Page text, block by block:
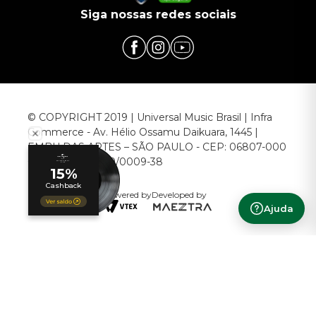
Ajuda
Siga nossas redes sociais
© COPYRIGHT 2019 | Universal Music Brasil | Infra
Commerce - Av. Hélio Ossamu Daikuara, 1445 |
EMBU DAS ARTES – SÃO PAULO - CEP: 06807-000
CNPJ: 00.952.789/0009-38
Powered byDeveloped by